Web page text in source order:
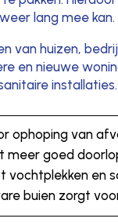
lang mee kan.
van huizen,
en nieuwe
installaties.
ophoping van
goed
vochtplekken en
buien zorgt